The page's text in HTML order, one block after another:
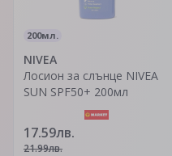
200мл.
NIVEA
Лосион за слънце NIVEA
SUN SPF50+ 200мл
17.59лв.
21.99лв.